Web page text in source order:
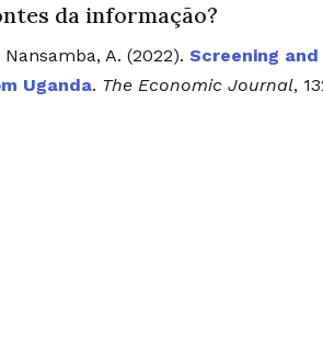
da informação?
Nansamba, A. (2022).Screening
Uganda. The Economic Journal,